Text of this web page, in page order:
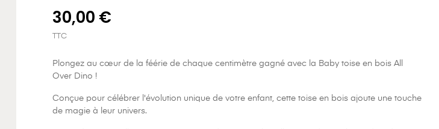
30,00 €
TTC
Plongez au cœur de la féérie de chaque centimètre gagné avec la Baby toise en bois All
Over Dino !
Conçue pour célébrer l'évolution unique de votre enfant, cette toise en bois ajoute une touche
de magie à leur univers.